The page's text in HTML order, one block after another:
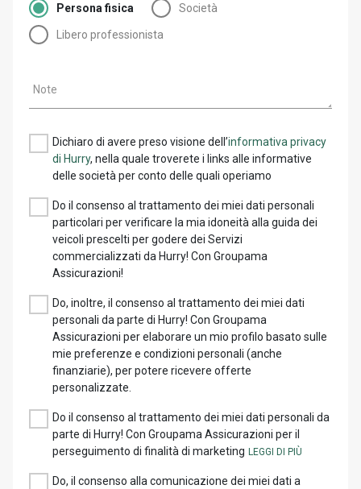
Persona fisica Società
Libero professionista
Note
Dichiaro di avere preso visione dell’informativa privacy
di Hurry, nella quale troverete i links alle informative
delle società per conto delle quali operiamo
Do il consenso al trattamento dei miei dati personali
particolari per verificare la mia idoneità alla guida dei
veicoli prescelti per godere dei Servizi
commercializzati da Hurry! Con Groupama
Assicurazioni!
Do, inoltre, il consenso al trattamento dei miei dati
personali da parte di Hurry! Con Groupama
Assicurazioni per elaborare un mio profilo basato sulle
mie preferenze e condizioni personali (anche
finanziarie), per potere ricevere offerte
personalizzate.
Do il consenso al trattamento dei miei dati personali da
parte di Hurry! Con Groupama Assicurazioni per il
perseguimento di finalità di marketing
Do, il consenso alla comunicazione dei miei dati a